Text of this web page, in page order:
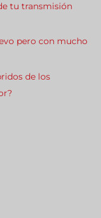
tu transmisión
pero con mucho
de los